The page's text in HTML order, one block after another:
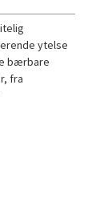
ytelse
bærbare
fra